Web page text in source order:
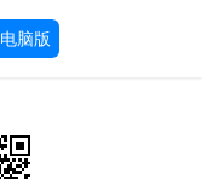
电脑版